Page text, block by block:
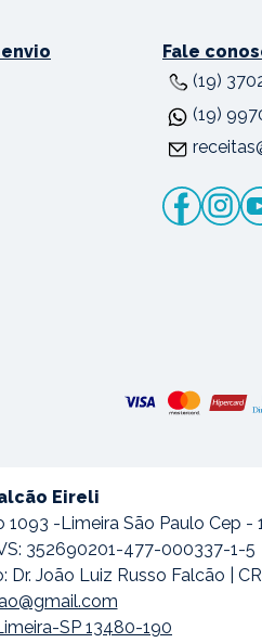
Fale
(19)
(19)
Eireli
1093 -Limeira São Paulo Cep -
352690201-477-000337-1-5
João Luiz Russo Falcão |
SP 13480-190